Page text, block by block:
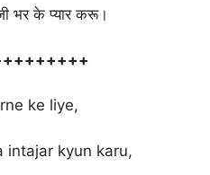
भर के प्यार करू।
ke liye,
intajar kyun karu,